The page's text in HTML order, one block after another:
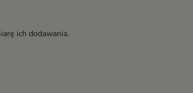
ich dodawania.